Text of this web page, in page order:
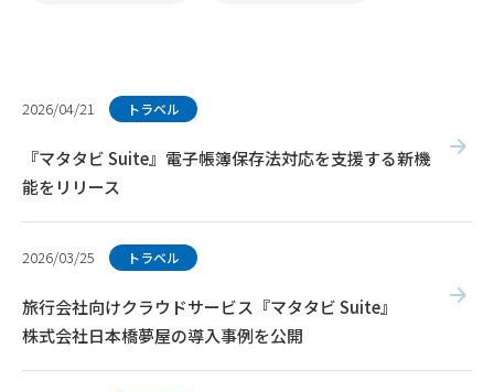
2026/04/21 トラベル
『マタタビ Suite』電子帳簿保存法対応を支援する新機
能をリリース
2026/03/25 トラベル
旅行会社向けクラウドサービス『マタタビ Suite』
株式会社日本橋夢屋の導入事例を公開